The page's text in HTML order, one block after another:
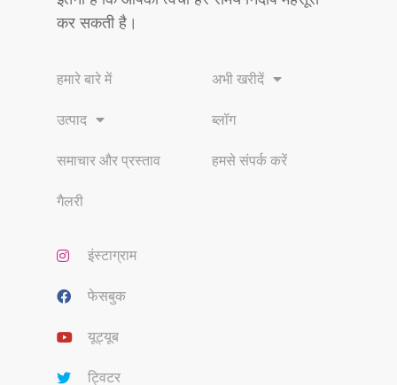
कर सकती है।
हमारे बारे में
उत्पाद
समाचार और प्रस्ताव
गैलरी
अभी खरीदें
ब्लॉग
हमसे संपर्क करें
इंस्टाग्राम
फेसबुक
यूट्यूब
ट्विटर